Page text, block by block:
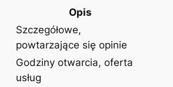
Opis
Szczegółowe,
powtarzające się opinie
Godziny otwarcia, oferta
usług